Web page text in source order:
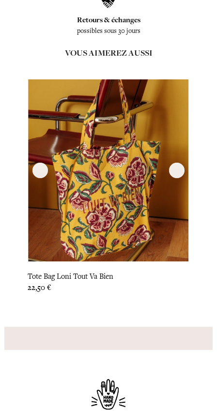
Retours & échanges
possibles sous 30 jours
VOUS AIMEREZ AUSSI
Tote Bag Loni Tout Va Bien
Prix
22,50 €